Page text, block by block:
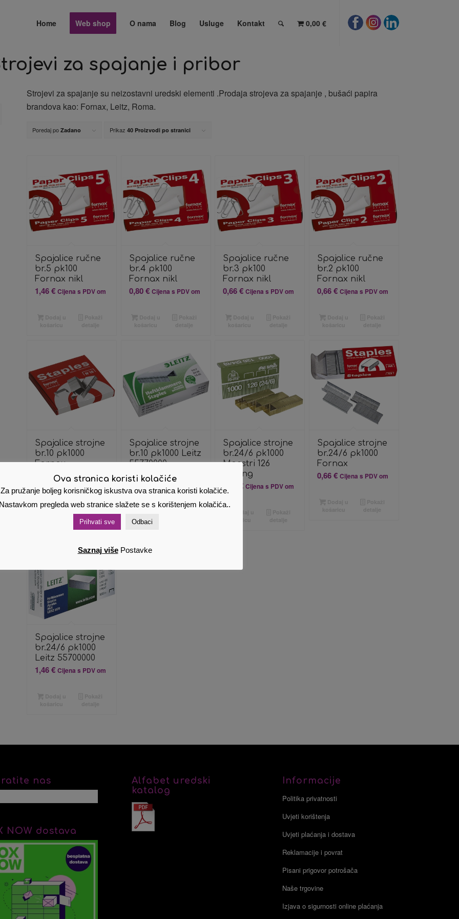
Home Web shop O nama Blog Usluge Kontakt 0,00 €
za spajanje i pribor
Strojevi za spajanje su neizostavni uredski elementi .Prodaja strojeva za spajanje , bušaći papira
brandova kao: Fornax, Leitz, Roma.
Poredaj poZadano Prikaz40 Proizvodi po stranici
Spajalice ručne
br.5 pk100
Fornax nikl
1,46€ Cijena s PDV om
Spajalice ručne
br.4 pk100
Fornax nikl
0,80€ Cijena s PDV om
Spajalice ručne
br.3 pk100
Fornax nikl
0,66€ Cijena s PDV om
Spajalice ručne
br.2 pk100
Fornax nikl
0,66€ Cijena s PDV om
Spajalice strojne
br.10 pk1000
Fornax
€ Cijena s PDV om
Dodaj u
košaricu
Pokaži
detalje
Spajalice strojne
br.10 pk1000 Leitz
55770000
1,19€ Cijena s PDV om
Dodaj u
košaricu
Pokaži
detalje
Spajalice strojne
br.24/6 pk1000
Maestri 126
mesing
€ Cijena s PDV om
Spajalice strojne
br.24/6 pk1000
Fornax
0,66€ Cijena s PDV om
Spajalice strojne
br.24/6 pk1000
Leitz 55700000
1,46€ Cijena s PDV om
nas
NOW dostava
Alfabet uredski
katalog
Informacije
Politika privatnosti
Uvjeti korištenja
Uvjeti plaćanja i dostava
Reklamacije i povrat
Pisani prigovor potrošača
Naše trgovine
Izjava o sigurnosti online plaćanja
Ova stranica koristi kolačiće
Za pružanje boljeg korisničkog iskustva ova stranica koristi kolačiće.
Nastavkom pregleda web stranice slažete se s korištenjem kolačića..
Prihvati sve Odbaci
Saznaj više Postavke